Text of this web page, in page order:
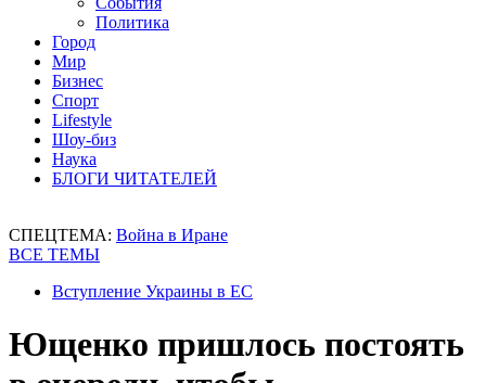
Политика
Город
Мир
Бизнес
Спорт
Lifestyle
Шоу-биз
Наука
БЛОГИ ЧИТАТЕЛЕЙ
СПЕЦТЕМА: Война в Иране
ВСЕ ТЕМЫ
Вступление Украины в ЕС
Ющенко пришлось постоять